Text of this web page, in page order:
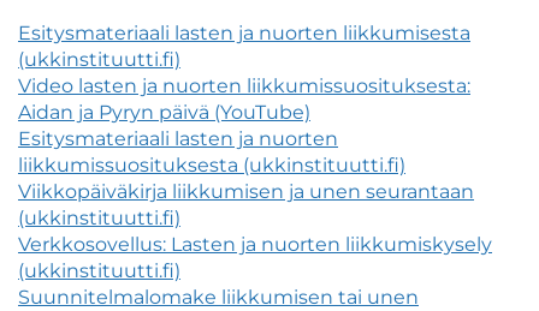
Esitysmateriaali lasten ja nuorten liikkumisesta
(ukkinstituutti.fi)
Video lasten ja nuorten liikkumissuosituksesta:
Aidan ja Pyryn päivä (YouTube)
Esitysmateriaali lasten ja nuorten
liikkumissuosituksesta (ukkinstituutti.fi)
Viikkopäiväkirja liikkumisen ja unen seurantaan
(ukkinstituutti.fi)
Verkkosovellus: Lasten ja nuorten liikkumiskysely
(ukkinstituutti.fi)
Suunnitelmalomake liikkumisen tai unen